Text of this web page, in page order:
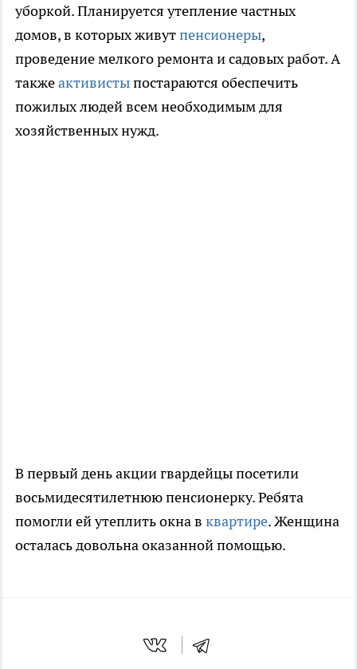
уборкой. Планируется утепление частных
домов, в которых живутпенсионеры,
проведение мелкого ремонта и садовых работ. А
такжеактивистыпостараются обеспечить
пожилых людей всем необходимым для
хозяйственных нужд.
В первый день акции гвардейцы посетили
восьмидесятилетнюю пенсионерку. Ребята
помогли ей утеплить окна в квартире. Женщина
осталась довольна оказанной помощью.